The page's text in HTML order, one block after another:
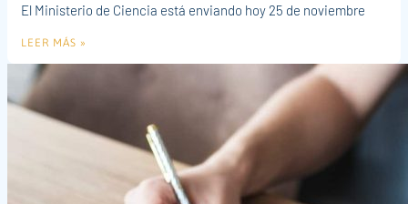
El Ministerio de Ciencia está enviando hoy 25 de noviembre
LEER MÁS »